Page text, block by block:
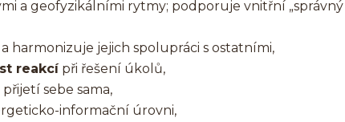
a geofyzikálními rytmy; podporuje vnitřní „správný
harmonizuje jejich spolupráci s ostatními,
reakcípři řešení úkolů,
sebe sama,
informační úrovni,